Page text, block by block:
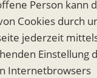
Person kann
Cookies durch
jederzeit
Einstellung
Internetbrowsers